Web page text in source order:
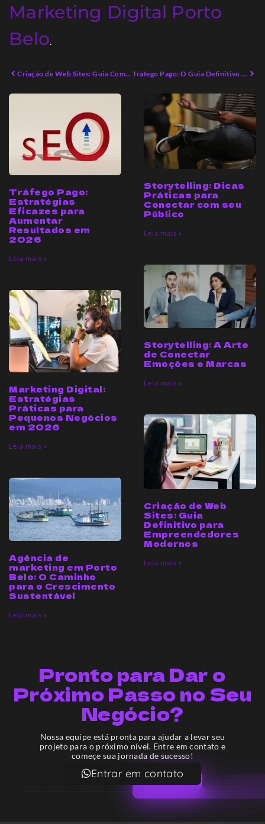
Marketing Digital Porto
Belo.
Criação de Web Sites: Guia Completo para Profissionais em 2026 Tráfego Pago: O Guia Definitivo para Aumentar Resultados
Tráfego Pago:
Estratégias
Eficazes para
Aumentar
Resultados em
2026
Leia mais »
Storytelling: Dicas
Práticas para
Conectar com seu
Público
Leia mais »
Marketing Digital:
Estratégias
Práticas para
Pequenos Negócios
em 2026
Leia mais »
Storytelling: A Arte
de Conectar
Emoções e Marcas
Leia mais »
Agência de
marketing em Porto
Belo: O Caminho
para o Crescimento
Sustentável
Leia mais »
Criação de Web
Sites: Guia
Definitivo para
Empreendedores
Modernos
Leia mais »
Pronto para Dar o
Próximo Passo no Seu
Negócio?
Nossa equipe está pronta para ajudar a levar seu
projeto para o próximo nível. Entre em contato e
começe sua jornada de sucesso!
Entrar em contato